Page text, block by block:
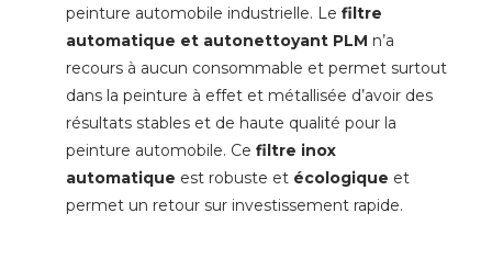
peinture automobile industrielle. Le filtre
automatique et autonettoyant PLM n’a
recours à aucun consommable et permet surtout
dans la peinture à effet et métallisée d’avoir des
résultats stables et de haute qualité pour la
peinture automobile. Ce filtre inox
automatique est robuste et écologique et
permet un retour sur investissement rapide.